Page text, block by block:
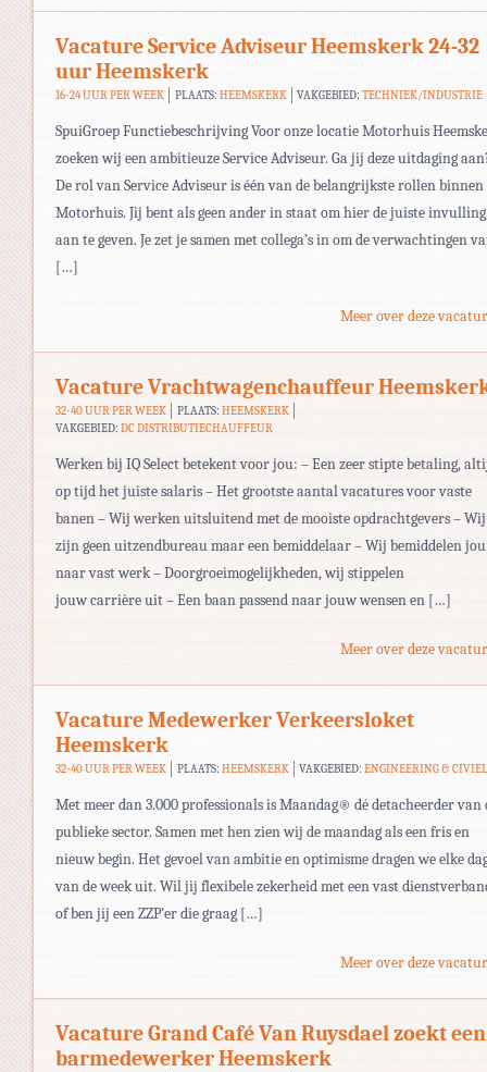
Vacature Service Adviseur Heemskerk 24-32
uur Heemskerk
16-24 UUR PER WEEK PLAATS: HEEMSKERK VAKGEBIED:TECHNIEK/INDUSTRIE
SpuiGroep Functiebeschrijving Voor onze locatie Motorhuis
zoeken wij een ambitieuze Service Adviseur. Ga jij deze uitdaging
De rol van Service Adviseur is één van de belangrijkste rollen binnen
Motorhuis. Jij bent als geen ander in staat om hier de juiste invulling
aan te geven. Je zet je samen met collega’s in om de verwachtingen
[…]
Meer over deze
Vacature Vrachtwagenchauffeur
32-40 UUR PER WEEK PLAATS: HEEMSKERK
VAKGEBIED: DC DISTRIBUTIECHAUFFEUR
Werken bij IQ Select betekent voor jou: – Een zeer stipte betaling,
op tijd het juiste salaris – Het grootste aantal vacatures voor vaste
banen – Wij werken uitsluitend met de mooiste opdrachtgevers – Wij
zijn geen uitzendbureau maar een bemiddelaar – Wij bemiddelen jou
naar vast werk – Doorgroeimogelijkheden, wij stippelen
jouw carrière uit – Een baan passend naar jouw wensen en […]
Meer over deze
Vacature Medewerker Verkeersloket
Heemskerk
32-40 UUR PER WEEK PLAATS: HEEMSKERK VAKGEBIED:ENGINEERING &
Met meer dan 3.000 professionals is Maandag® dé detacheerder van
publieke sector. Samen met hen zien wij de maandag als een fris en
nieuw begin. Het gevoel van ambitie en optimisme dragen we elke
van de week uit. Wil jij flexibele zekerheid met een vast
of ben jij een ZZP’er die graag […]
Meer over deze
Vacature Grand Café Van Ruysdael zoekt een
barmedewerker Heemskerk